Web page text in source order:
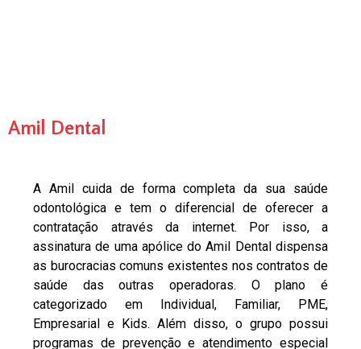
Amil Dental
A Amil cuida de forma completa da sua saúde
odontológica e tem o diferencial de oferecer a
contratação através da internet. Por isso, a
assinatura de uma apólice do Amil Dental dispensa
as burocracias comuns existentes nos contratos de
saúde das outras operadoras. O plano é
categorizado em Individual, Familiar, PME,
Empresarial e Kids. Além disso, o grupo possui
programas de prevenção e atendimento especial